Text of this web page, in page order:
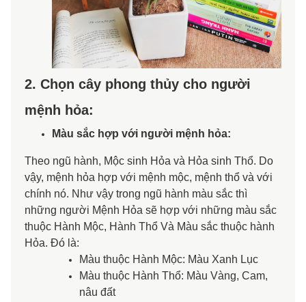
2. Chọn cây phong thủy cho người
mệnh hỏa:
Màu sắc hợp với người mệnh hỏa:
Theo ngũ hành, Mộc sinh Hỏa và Hỏa sinh Thổ. Do
vậy, mệnh hỏa hợp với mệnh mộc, mệnh thổ và với
chính nó. Như vậy trong ngũ hành màu sắc thì
những người Mệnh Hỏa sẽ hợp với những màu sắc
thuộc Hành Mộc, Hành Thổ Và Màu sắc thuộc hành
Hỏa. Đó là:
Màu thuộc Hành Mộc: Màu Xanh Lục
Màu thuộc Hành Thổ: Màu Vàng, Cam,
nâu đất